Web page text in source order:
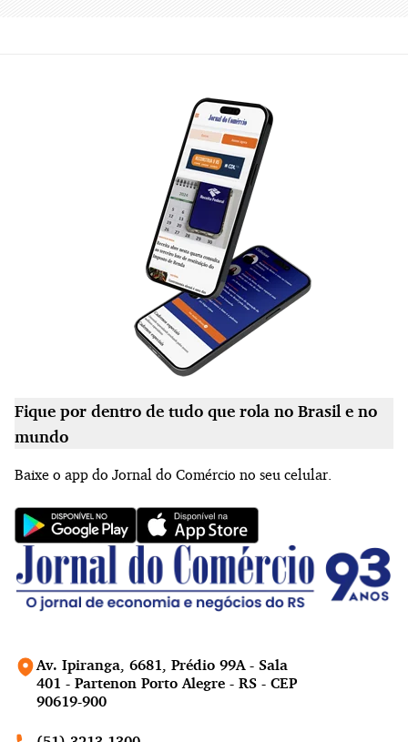
Av. Ipiranga, 6681, Prédio 99A - Sala
401 - Partenon Porto Alegre - RS - CEP
90619-900
Fique por dentro de tudo que rola no Brasil e no
mundo
Baixe o app do Jornal do Comércio no seu celular.